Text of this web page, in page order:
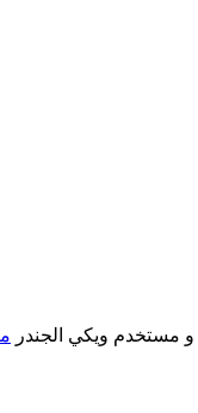
و مستخدم ويكي الجندر